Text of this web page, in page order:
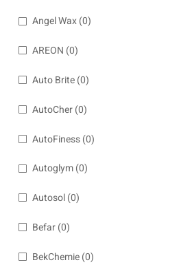
Angel Wax(0)
AREON (0)
Auto Brite(0)
AutoCher(0)
AutoFiness(0)
Autoglym(0)
Autosol(0)
Befar(0)
BekChemie(0)